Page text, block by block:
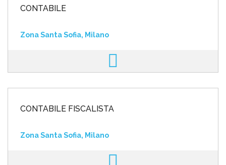
CONTABILE
Zona Santa Sofia, Milano
CONTABILE FISCALISTA
Zona Santa Sofia, Milano